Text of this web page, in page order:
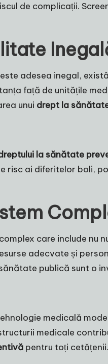
de complicații.
adesea inegal,
față de unitățile
unui drept la
la sănătate
ai diferitelor boli,
care include nu
adecvate și
publică sunt o
medicală
medicale
pentru toți cetățenii.